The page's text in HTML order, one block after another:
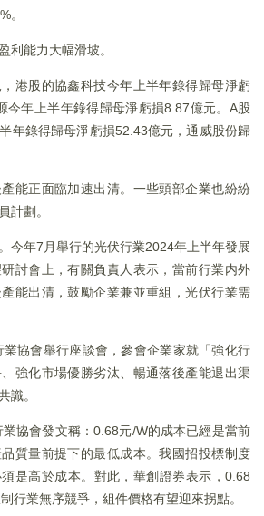
。
利能力大幅滑坡。
港股的協鑫科技今年上半年錄得歸母淨虧
今年上半年錄得歸母淨虧損8.87億元。A股
年錄得歸母淨虧損52.43億元，通威股份歸
能正面臨加速出清。一些頭部企業也紛紛
計劃。
今年7月舉行的光伏行業2024年上半年發展
討會上，有關負責人表示，當前行業内外
能出清，鼓勵企業兼並重組，光伏行業需
協會舉行座談會，參會企業家就「強化行
強化市場優勝劣汰、暢通落後產能退出渠
識。
協會發文稱：0.68元/W的成本已經是當前
質量前提下的最低成本。我國招投標制度
是高於成本。對此，華創證券表示，0.68
行業無序競爭，組件價格有望迎來拐點。